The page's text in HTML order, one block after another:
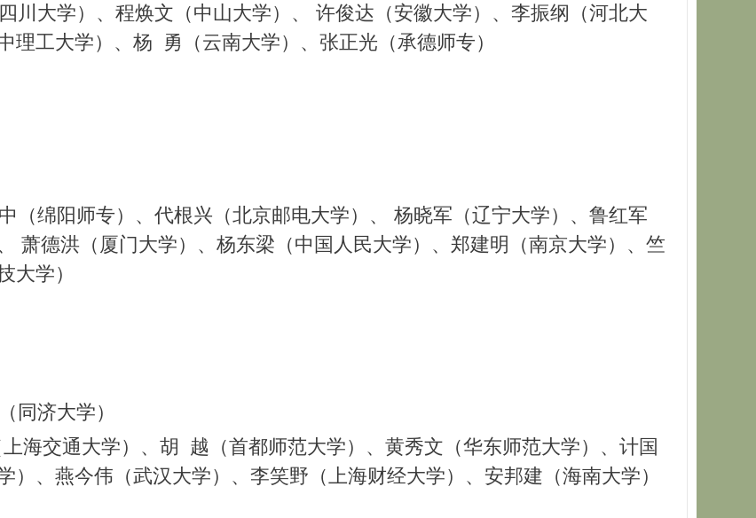
大学）、程焕文（中山大学）、 许俊达（安徽大学）、李振纲（河北大
理工大学）、杨 勇（云南大学）、张正光（承德师专）
绵阳师专）、代根兴（北京邮电大学）、 杨晓军（辽宁大学）、鲁红军
萧德洪（厦门大学）、杨东梁（中国人民大学）、郑建明（南京大学）、竺
大学）
同济大学）
海交通大学）、胡 越（首都师范大学）、黄秀文（华东师范大学）、计国
、燕今伟（武汉大学）、李笑野（上海财经大学）、安邦建（海南大学）